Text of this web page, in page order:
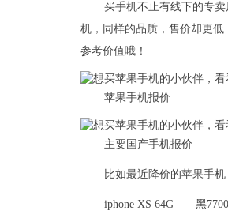
买手机不止有线下的专
机，同样的品质，售价却更
参考价值哦！
苹果手机报价
主要国产手机报价
比如最近降价的苹果手
iphone XS 64G——黑